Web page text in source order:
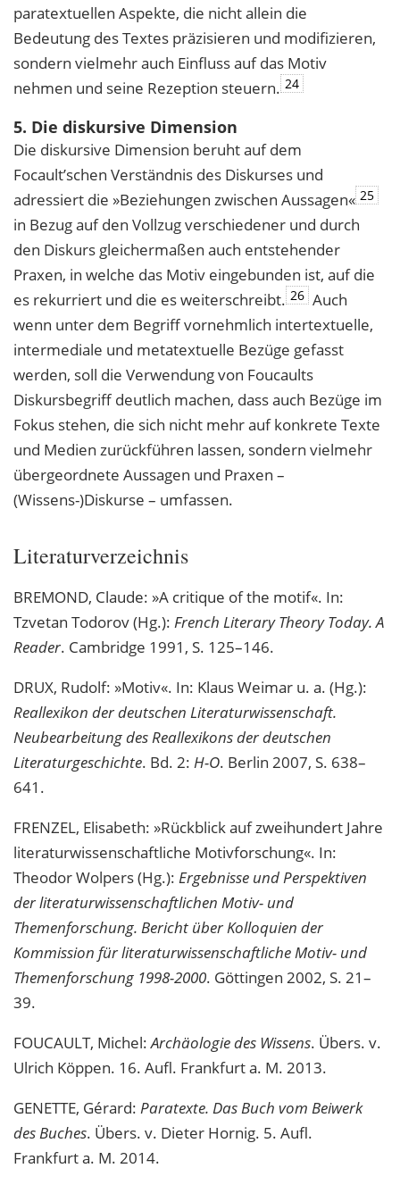
paratextuellen Aspekte, die nicht allein die
Bedeutung des Textes präzisieren und modifizieren,
sondern vielmehr auch Einfluss auf das Motiv
nehmen und seine Rezeption steuern. 24
5. Die diskursive Dimension
Die diskursive Dimension beruht auf dem
Focault’schen Verständnis des Diskurses und
adressiert die »Beziehungen zwischen Aussagen« 25
in Bezug auf den Vollzug verschiedener und durch
den Diskurs gleichermaßen auch entstehender
Praxen, in welche das Motiv eingebunden ist, auf die
es rekurriert und die es weiterschreibt. 26 Auch
wenn unter dem Begriff vornehmlich intertextuelle,
intermediale und metatextuelle Bezüge gefasst
werden, soll die Verwendung von Foucaults
Diskursbegriff deutlich machen, dass auch Bezüge im
Fokus stehen, die sich nicht mehr auf konkrete Texte
und Medien zurückführen lassen, sondern vielmehr
übergeordnete Aussagen und Praxen –
(Wissens-)Diskurse – umfassen.
Literaturverzeichnis
BREMOND, Claude: »A critique of the motif«. In:
Tzvetan Todorov (Hg.): French Literary Theory Today. A
Reader. Cambridge 1991, S. 125–146.
DRUX, Rudolf: »Motiv«. In: Klaus Weimar u. a. (Hg.):
Reallexikon der deutschen Literaturwissenschaft.
Neubearbeitung des Reallexikons der deutschen
Literaturgeschichte. Bd. 2: H-O. Berlin 2007, S. 638–
641.
FRENZEL, Elisabeth: »Rückblick auf zweihundert Jahre
literaturwissenschaftliche Motivforschung«. In:
Theodor Wolpers (Hg.): Ergebnisse und Perspektiven
der literaturwissenschaftlichen Motiv- und
Themenforschung. Bericht über Kolloquien der
Kommission für literaturwissenschaftliche Motiv- und
Themenforschung 1998-2000. Göttingen 2002, S. 21–
39.
FOUCAULT, Michel:Archäologie des Wissens. Übers. v.
Ulrich Köppen. 16. Aufl. Frankfurt a. M. 2013.
GENETTE, Gérard: Paratexte. Das Buch vom Beiwerk
des Buches. Übers. v. Dieter Hornig. 5. Aufl.
Frankfurt a. M. 2014.